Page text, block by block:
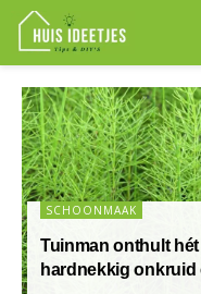
SCHOONMAAK
Tuinman onthult
hardnekkig onkruid